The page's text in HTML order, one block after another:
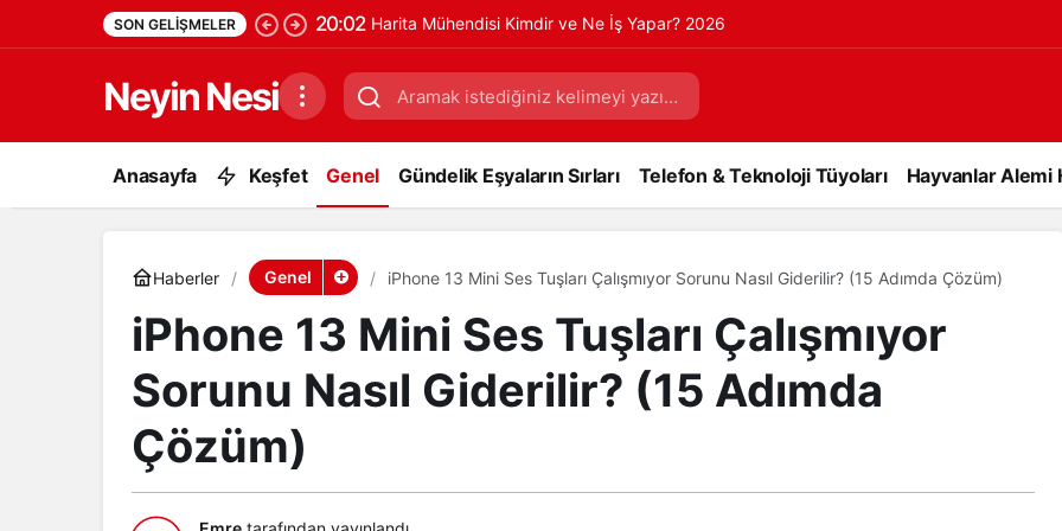
SON GELIŞMELER 20:02 Harita Mühendisi Kimdir ve Ne İş Yapar? 2026
Neyin Nesi
Anasayfa Keşfet Genel Gündelik Eşyaların Sırları Telefon & Teknoloji Tüyoları Hayvanlar Alemi
Haberler Genel iPhone 13 Mini Ses Tuşları Çalışmıyor Sorunu Nasıl Giderilir? (15 Adımda Çözüm)
iPhone 13 Mini Ses Tuşları Çalışmıyor
Sorunu Nasıl Giderilir? (15 Adımda
Çözüm)